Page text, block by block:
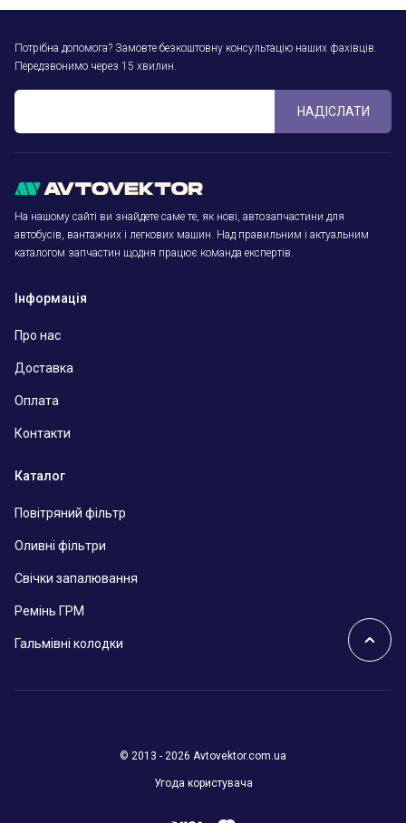
Потрібна допомога? Замовте безкоштовну консультацію наших фахівців.
Передзвонимо через 15 хвилин.
НАДІСЛАТИ
На нашому сайті ви знайдете саме те, як нові, автозапчастини для
автобусів, вантажних і легкових машин. Над правильним і актуальним
каталогом запчастин щодня працює команда експертів.
Інформація
Про нас
Доставка
Оплата
Контакти
Каталог
Повітряний фільтр
Оливні фільтри
Свічки запалювання
Ремінь ГРМ
Гальмівні колодки
© 2013 - 2026 Avtovektor.com.ua
Угода користувача